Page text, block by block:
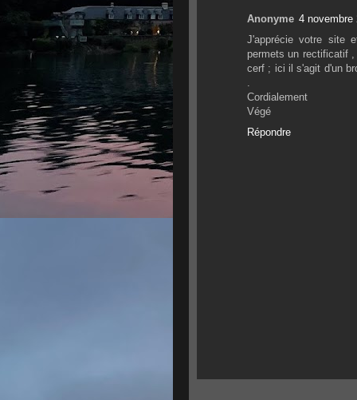
Anonyme 4 novembre
J'apprécie votre site
permets un rectificatif
cerf ; ici il s'agit d'un
Cordialement
Végé
Répondre